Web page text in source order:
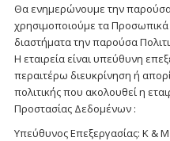
Θα ενημερώνουμε την παρούσα
χρησιμοποιούμε τα Προσωπικά
διαστήματα την παρούσα
Η εταιρεία είναι υπεύθυνη
περαιτέρω διευκρίνηση ή
πολιτικής που ακολουθεί η
Προστασίας Δεδομένων :
Υπεύθυνος Επεξεργασίας: K &